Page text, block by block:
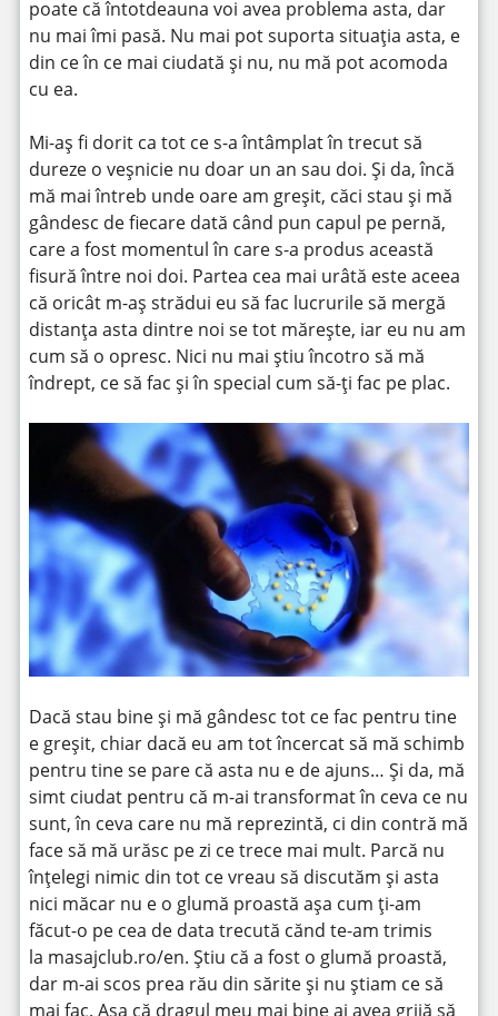
poate că întotdeauna voi avea problema asta, dar
nu mai îmi pasă. Nu mai pot suporta situația asta, e
din ce în ce mai ciudată și nu, nu mă pot acomoda
cu ea.
Mi-aș fi dorit ca tot ce s-a întâmplat în trecut să
dureze o veșnicie nu doar un an sau doi. Și da, încă
mă mai întreb unde oare am greșit, căci stau și mă
gândesc de fiecare dată când pun capul pe pernă,
care a fost momentul în care s-a produs această
fisură între noi doi. Partea cea mai urâtă este aceea
că oricât m-aș strădui eu să fac lucrurile să mergă
distanța asta dintre noi se tot mărește, iar eu nu am
cum să o opresc. Nici nu mai știu încotro să mă
îndrept, ce să fac și în special cum să-ți fac pe plac.
Dacă stau bine și mă gândesc tot ce fac pentru tine
e greșit, chiar dacă eu am tot încercat să mă schimb
pentru tine se pare că asta nu e de ajuns… Și da, mă
simt ciudat pentru că m-ai transformat în ceva ce nu
sunt, în ceva care nu mă reprezintă, ci din contră mă
face să mă urăsc pe zi ce trece mai mult. Parcă nu
înțelegi nimic din tot ce vreau să discutăm și asta
nici măcar nu e o glumă proastă așa cum ți-am
făcut-o pe cea de data trecută cănd te-am trimis
la masajclub.ro/en. Știu că a fost o glumă proastă,
dar m-ai scos prea rău din sărite și nu știam ce să
mai fac. Așa că dragul meu mai bine ai avea grijă să